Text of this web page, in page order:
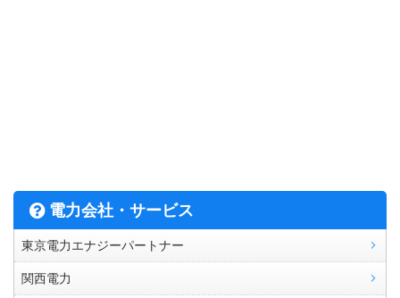
電力会社・サービス
東京電力エナジーパートナー
関西電力